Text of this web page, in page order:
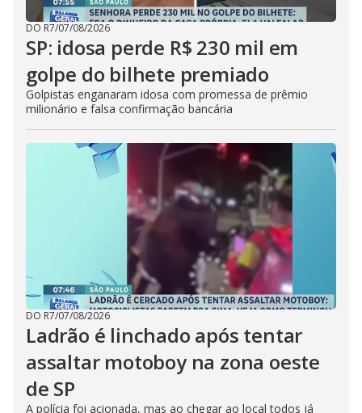
DO R7/07/08/2026
SP: idosa perde R$ 230 mil em
golpe do bilhete premiado
Golpistas enganaram idosa com promessa de prêmio
milionário e falsa confirmação bancária
DO R7/07/08/2026
Ladrão é linchado após tentar
assaltar motoboy na zona oeste
de SP
A polícia foi acionada, mas ao chegar ao local todos já